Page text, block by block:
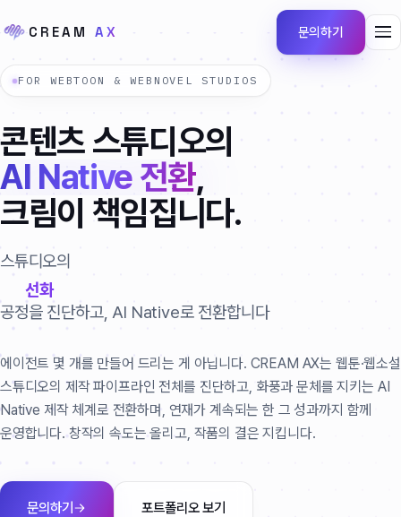
CREAM AX 문의하기
FOR WEBTOON & WEBNOVEL STUDIOS
콘텐츠 스튜디오의
AI Native 전환,
크림이 책임집니다.
스튜디오의
채색
공정을 진단하고, AI Native로 전환합니다
에이전트 몇 개를 만들어 드리는 게 아닙니다. CREAM AX는 웹툰·웹소설
스튜디오의 제작 파이프라인 전체를 진단하고, 화풍과 문체를 지키는 AI
Native 제작 체계로 전환하며, 연재가 계속되는 한 그 성과까지 함께
운영합니다. 창작의 속도는 올리고, 작품의 결은 지킵니다.
문의하기 포트폴리오 보기